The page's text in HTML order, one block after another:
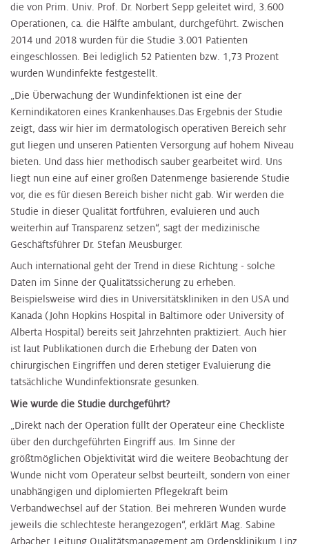
die von Prim. Univ. Prof. Dr. Norbert Sepp geleitet wird, 3.600
Operationen, ca. die Hälfte ambulant, durchgeführt. Zwischen
2014 und 2018 wurden für die Studie 3.001 Patienten
eingeschlossen. Bei lediglich 52 Patienten bzw. 1,73 Prozent
wurden Wundinfekte festgestellt.
„Die Überwachung der Wundinfektionen ist eine der
Kernindikatoren eines Krankenhauses.Das Ergebnis der Studie
zeigt, dass wir hier im dermatologisch operativen Bereich sehr
gut liegen und unseren Patienten Versorgung auf hohem Niveau
bieten. Und dass hier methodisch sauber gearbeitet wird. Uns
liegt nun eine auf einer großen Datenmenge basierende Studie
vor, die es für diesen Bereich bisher nicht gab. Wir werden die
Studie in dieser Qualität fortführen, evaluieren und auch
weiterhin auf Transparenz setzen“, sagt der medizinische
Geschäftsführer Dr. Stefan Meusburger.
Auch international geht der Trend in diese Richtung - solche
Daten im Sinne der Qualitätssicherung zu erheben.
Beispielsweise wird dies in Universitätskliniken in den USA und
Kanada (John Hopkins Hospital in Baltimore oder University of
Alberta Hospital) bereits seit Jahrzehnten praktiziert. Auch hier
ist laut Publikationen durch die Erhebung der Daten von
chirurgischen Eingriffen und deren stetiger Evaluierung die
tatsächliche Wundinfektionsrate gesunken.
Wie wurde die Studie durchgeführt?
„Direkt nach der Operation füllt der Operateur eine Checkliste
über den durchgeführten Eingriff aus. Im Sinne der
größtmöglichen Objektivität wird die weitere Beobachtung der
Wunde nicht vom Operateur selbst beurteilt, sondern von einer
unabhängigen und diplomierten Pflegekraft beim
Verbandwechsel auf der Station. Bei mehreren Wunden wurde
jeweils die schlechteste herangezogen“, erklärt Mag. Sabine